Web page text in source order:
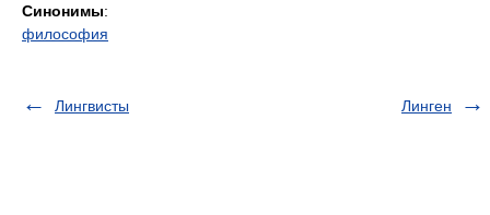
Синонимы:
философия
Лингвисты Линген